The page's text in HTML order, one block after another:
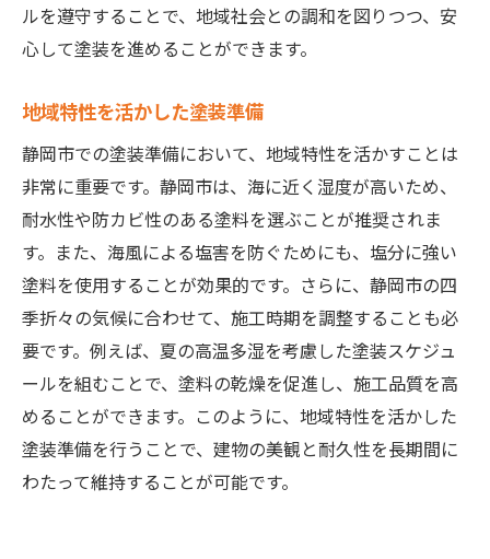
ルを遵守することで、地域社会との調和を図りつつ、安
心して塗装を進めることができます。
地域特性を活かした塗装準備
静岡市での塗装準備において、地域特性を活かすことは
非常に重要です。静岡市は、海に近く湿度が高いため、
耐水性や防カビ性のある塗料を選ぶことが推奨されま
す。また、海風による塩害を防ぐためにも、塩分に強い
塗料を使用することが効果的です。さらに、静岡市の四
季折々の気候に合わせて、施工時期を調整することも必
要です。例えば、夏の高温多湿を考慮した塗装スケジュ
ールを組むことで、塗料の乾燥を促進し、施工品質を高
めることができます。このように、地域特性を活かした
塗装準備を行うことで、建物の美観と耐久性を長期間に
わたって維持することが可能です。